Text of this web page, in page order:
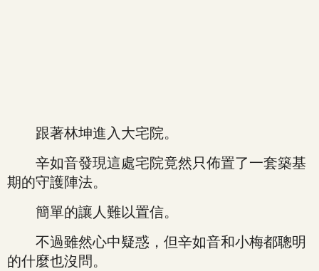
跟著林坤進入大宅院。
辛如音發現這處宅院竟然只佈置了一套築基
期的守護陣法。
簡單的讓人難以置信。
不過雖然心中疑惑，但辛如音和小梅都聰明
的什麼也沒問。